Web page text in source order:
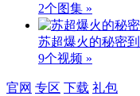
2个图集 »
苏超爆火的秘密
9个视频 »
官网 专区 下载 礼包